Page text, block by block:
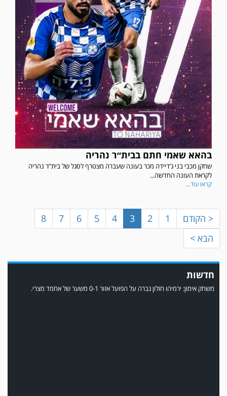
בהאא שאמי חתם בבית״ר נהריה
שחקן מכבי בני ג’דיידה מכר בעונה שעברה מצטרף לסגל של בית”ר נהריה
לקראת העונה החדשה...
קראו עוד...
< הקודם 1
2
3
4
5
6
7
8
הבא >
חדשות
במשחק אימון שהתקיים הבוקר יום ה' ניצחה קרית מלאכי את עירוני אשדוד 5-0.
משחק אימון: ירמיהו חולון גברה על הפועל אזור 0-1 משער של אחמד מצרי.